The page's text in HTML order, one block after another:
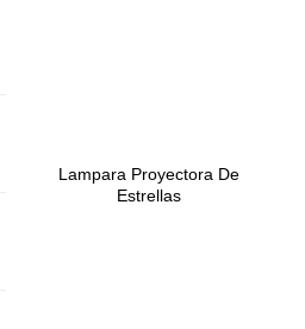
Lampara Proyectora De
Estrellas